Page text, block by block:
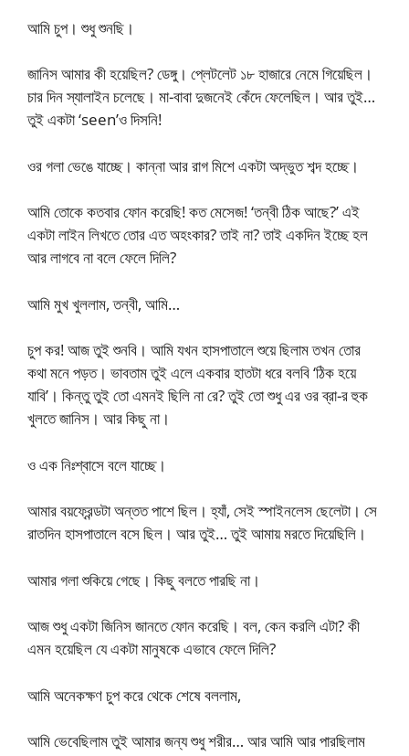
আমি চুপ। শুধু শুনছি।
জানিস আমার কী হয়েছিল? ডেঙ্গু। প্লেটলেট ১৮ হাজারে নেমে গিয়েছিল।
চার দিন স্যালাইন চলেছে। মা-বাবা দুজনেই কেঁদে ফেলেছিল। আর তুই…
তুই একটা ‘seen’ও দিসনি!
ওর গলা ভেঙে যাচ্ছে। কান্না আর রাগ মিশে একটা অদ্ভুত শব্দ হচ্ছে।
আমি তোকে কতবার ফোন করেছি! কত মেসেজ! ‘তন্বী ঠিক আছে?’ এই
একটা লাইন লিখতে তোর এত অহংকার? তাই না? তাই একদিন ইচ্ছে হল
আর লাগবে না বলে ফেলে দিলি?
আমি মুখ খুললাম, তন্বী, আমি…
চুপ কর! আজ তুই শুনবি। আমি যখন হাসপাতালে শুয়ে ছিলাম তখন তোর
কথা মনে পড়ত। ভাবতাম তুই এলে একবার হাতটা ধরে বলবি ‘ঠিক হয়ে
যাবি’। কিন্তু তুই তো এমনই ছিলি না রে? তুই তো শুধু এর ওর ব্রা-র হুক
খুলতে জানিস। আর কিছু না।
ও এক নিঃশ্বাসে বলে যাচ্ছে।
আমার বয়ফ্রেন্ডটা অন্তত পাশে ছিল। হ্যাঁ, সেই স্পাইনলেস ছেলেটা। সে
রাতদিন হাসপাতালে বসে ছিল। আর তুই… তুই আমায় মরতে দিয়েছিলি।
আমার গলা শুকিয়ে গেছে। কিছু বলতে পারছি না।
আজ শুধু একটা জিনিস জানতে ফোন করেছি। বল, কেন করলি এটা? কী
এমন হয়েছিল যে একটা মানুষকে এভাবে ফেলে দিলি?
আমি অনেকক্ষণ চুপ করে থেকে শেষে বললাম,
আমি ভেবেছিলাম তুই আমার জন্য শুধু শরীর… আর আমি আর পারছিলাম